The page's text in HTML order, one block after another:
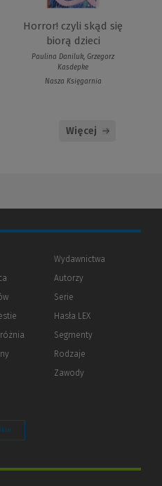
Horror! czyli skąd się
biorą dzieci
Paulina Daniluk, Grzegorz
Kasdepke
Nasza Księgarnia
Więcej
(Nowe
(Link
innej
strony)
Wydawnictwa
Autorzy
Serie
Hasła LEX
Segmenty
Rodzaje
Zawody